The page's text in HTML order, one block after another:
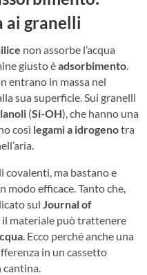
ai granelli
non assorbe l’acqua
giusto èadsorbimento
entrano in massa nel
sua superficie. Sui granelli
(Si-OH), che hanno una
così legami a idrogenotra
covalenti, ma bastano e
modo efficace. Tanto che,
sul Journal of
, il materiale può trattenere
. Ecco perché anche una
in un cassetto